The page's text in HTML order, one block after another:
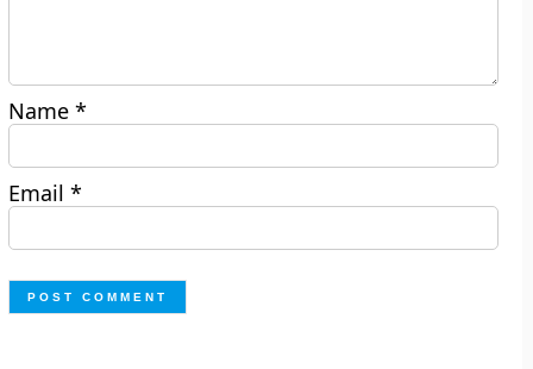
Name*
Email*